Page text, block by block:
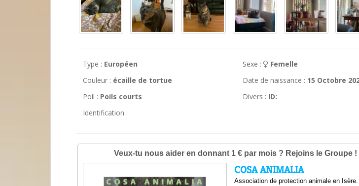
Type : Européen
Couleur : écaille de tortue
Poil : Poils courts
Identification :
Sexe :
Femelle
Date de naissance : 15 Octobre
Divers : ID: